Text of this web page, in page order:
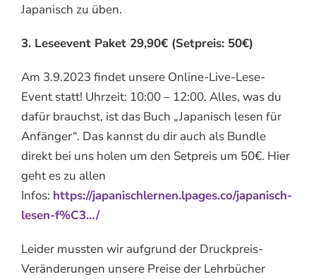
Japanisch zu üben.
3. Leseevent Paket 29,90€ (Setpreis: 50€)
Am 3.9.2023 findet unsere Online-Live-Lese-
Event statt! Uhrzeit: 10:00 – 12:00. Alles, was du
dafür brauchst, ist das Buch „Japanisch lesen für
Anfänger“. Das kannst du dir auch als Bundle
direkt bei uns holen um den Setpreis um 50€. Hier
geht es zu allen
Infos: https://japanischlernen.lpages.co/japanisch-
lesen-f%C3…/
Leider mussten wir aufgrund der Druckpreis-
Veränderungen unsere Preise der Lehrbücher